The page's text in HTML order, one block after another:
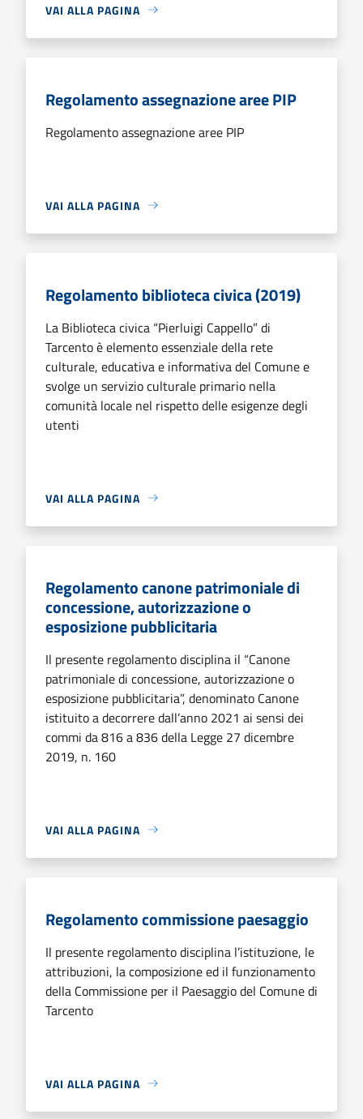
VAI ALLA PAGINA
Regolamento assegnazione aree PIP
Regolamento assegnazione aree PIP
VAI ALLA PAGINA
Regolamento biblioteca civica (2019)
La Biblioteca civica “Pierluigi Cappello” di
Tarcento è elemento essenziale della rete
culturale, educativa e informativa del Comune e
svolge un servizio culturale primario nella
comunità locale nel rispetto delle esigenze degli
utenti
VAI ALLA PAGINA
Regolamento canone patrimoniale di
concessione, autorizzazione o
esposizione pubblicitaria
Il presente regolamento disciplina il “Canone
patrimoniale di concessione, autorizzazione o
esposizione pubblicitaria”, denominato Canone
istituito a decorrere dall’anno 2021 ai sensi dei
commi da 816 a 836 della Legge 27 dicembre
2019, n. 160
VAI ALLA PAGINA
Regolamento commissione paesaggio
Il presente regolamento disciplina l’istituzione, le
attribuzioni, la composizione ed il funzionamento
della Commissione per il Paesaggio del Comune di
Tarcento
VAI ALLA PAGINA